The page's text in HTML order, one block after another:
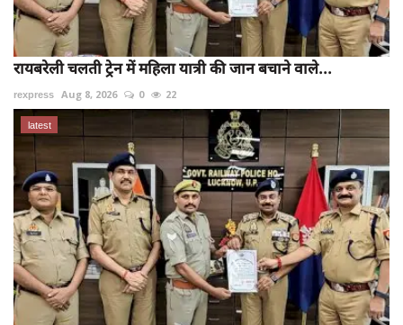
रायबरेली चलती ट्रेन में महिला यात्री की जान बचाने वाले...
rexpress Aug 8, 2026 0 22
latest